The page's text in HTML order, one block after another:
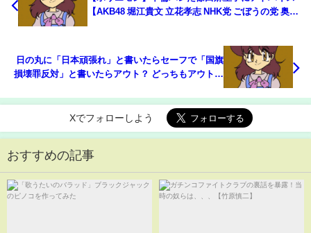
【AKB48 堀江貴文 立花孝志 NHK党 ごぼうの党 奥野
日の丸に「日本頑張れ」と書いたらセーフで「国旗
損壊罪反対」と書いたらアウト？ どっちもアウト？
Xでフォローしよう
おすすめの記事